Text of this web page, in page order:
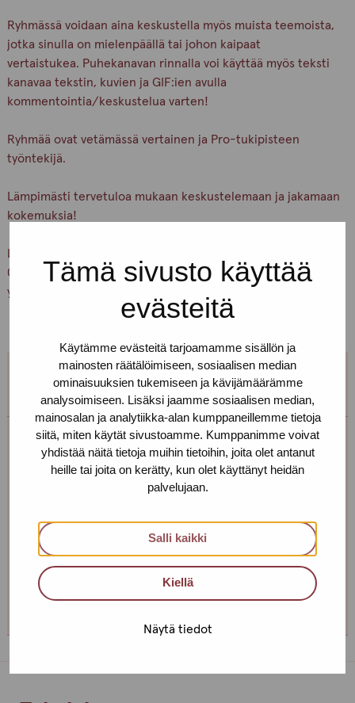
Tämä sivusto käyttää
evästeitä
Käytämme evästeitä tarjoamamme sisällön ja
mainosten räätälöimiseen, sosiaalisen median
ominaisuuksien tukemiseen ja kävijämäärämme
analysoimiseen. Lisäksi jaamme sosiaalisen median,
mainosalan ja analytiikka-alan kumppaneillemme tietoja
siitä, miten käytät sivustoamme. Kumppanimme voivat
yhdistää näitä tietoja muihin tietoihin, joita olet antanut
heille tai joita on kerätty, kun olet käyttänyt heidän
palvelujaan.
Salli kaikki
Kiellä
Näytä tiedot
Ryhmässä voidaan aina keskustella myös muista teemoista,
jotka sinulla on mielenpäällä tai johon kaipaat
vertaistukea. Puhekanavan rinnalla voi käyttää myös teksti
kanavaa tekstin, kuvien ja GIF:ien avulla
kommentointia/keskustelua varten!
Ryhmää ovat vetämässä vertainen ja Pro-tukipisteen
työntekijä.
Lämpimästi tervetuloa mukaan keskustelemaan ja jakamaan
kokemuksia!
040 650 3705 (soitto/tekstiviesti) tai ottamalla suoraan
yhteyttä Tainaan puh. 0400560735.
Taina Holappa
+358 400 560 735
Henkilön
Henkilön
Henkilön